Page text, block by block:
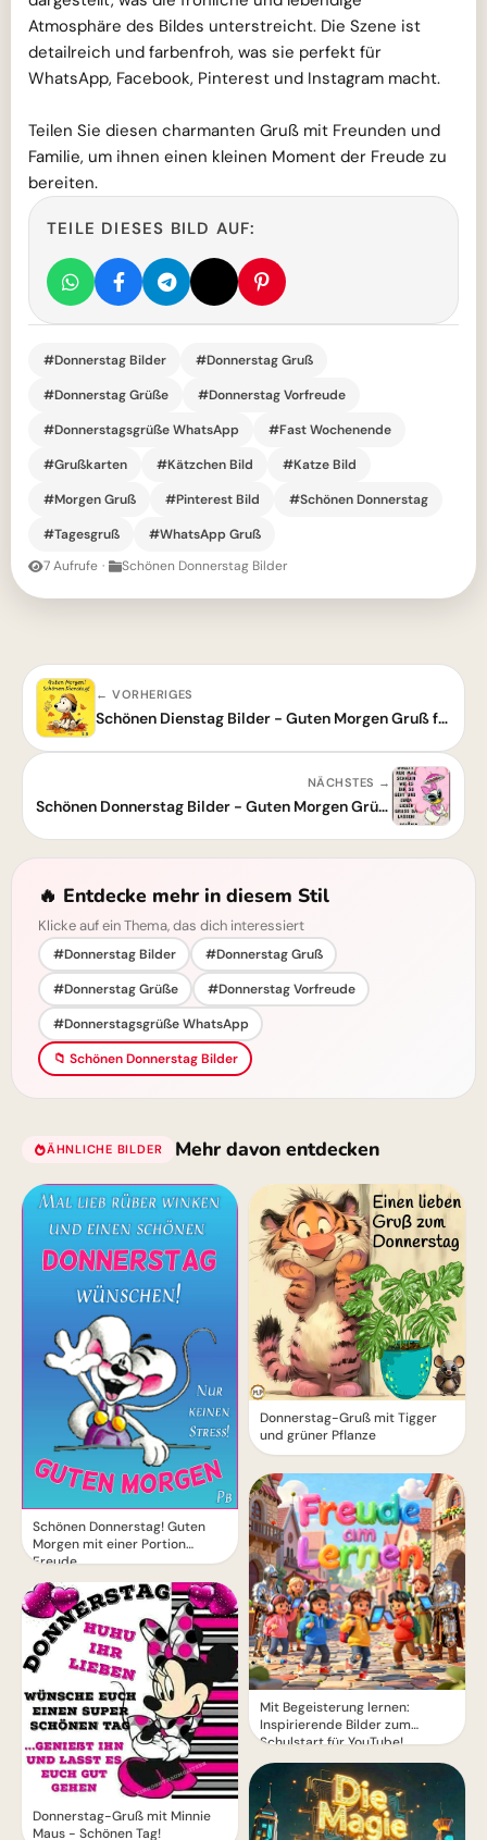
Atmosphäre des Bildes unterstreicht. Die Szene ist
detailreich und farbenfroh, was sie perfekt für
WhatsApp, Facebook, Pinterest und Instagram macht.
Teilen Sie diesen charmanten Gruß mit Freunden und
Familie, um ihnen einen kleinen Moment der Freude zu
bereiten.
TEILE DIESES BILD AUF:
#Donnerstag Bilder
#Donnerstag Gruß
#Donnerstag Grüße
#Donnerstag Vorfreude
#Donnerstagsgrüße WhatsApp
#Fast Wochenende
#Grußkarten
#Kätzchen Bild
#Katze Bild
#Morgen Gruß
#Pinterest Bild
#Schönen Donnerstag
#Tagesgruß
#WhatsApp Gruß
7 Aufrufe · Schönen Donnerstag Bilder
← VORHERIGES
Schönen Dienstag Bilder - Guten Morgen Gruß für Whatsapp
NÄCHSTES →
Schönen Donnerstag Bilder - Guten Morgen Grüße mit Daisy
🔥 Entdecke mehr in diesem Stil
Klicke auf ein Thema, das dich interessiert
#Donnerstag Bilder
#Donnerstag Gruß
#Donnerstag Grüße
#Donnerstag Vorfreude
#Donnerstagsgrüße WhatsApp
📁 Schönen Donnerstag Bilder
ÄHNLICHE BILDER Mehr davon entdecken
Schönen Donnerstag! Guten
Morgen mit einer Portion
Freude
Donnerstag-Gruß mit Minnie
Maus - Schönen Tag!
Donnerstag-Gruß mit Tigger
und grüner Pflanze
Mit Begeisterung lernen:
Inspirierende Bilder zum
Schulstart für YouTube!